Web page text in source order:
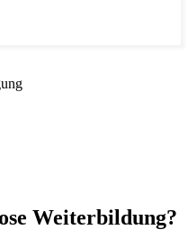
Weiterbildung?